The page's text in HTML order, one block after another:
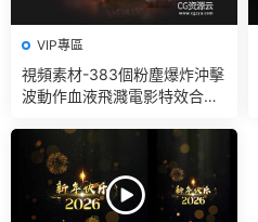
VIP專區
視頻素材-383個粉塵爆炸沖擊
波動作血液飛濺電影特效合成